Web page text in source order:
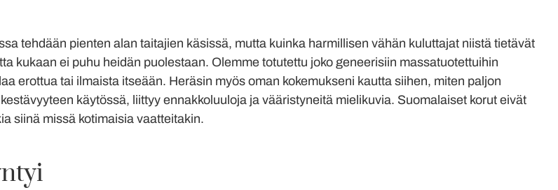
tehdään pienten alan taitajien käsissä, mutta kuinka harmillisen vähän kuluttajat niistä tietävät
kukaan ei puhu heidän puolestaan. Olemme totutettu joko geneerisiin massatuotettuihin
erottua tai ilmaista itseään. Heräsin myös oman kokemukseni kautta siihen, miten paljon
käytössä, liittyy ennakkoluuloja ja vääristyneitä mielikuvia. Suomalaiset korut eivät
siinä missä kotimaisia vaatteitakin.